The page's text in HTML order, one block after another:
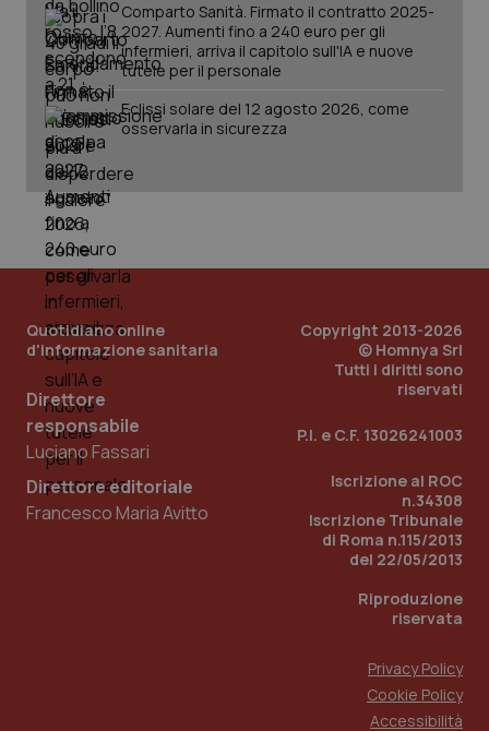
Comparto Sanità. Firmato il contratto 2025-
2027. Aumenti fino a 240 euro per gli
infermieri, arriva il capitolo sull'IA e nuove
tutele per il personale
Eclissi solare del 12 agosto 2026, come
osservarla in sicurezza
Quotidiano online
d'informazione sanitaria
Direttore
responsabile
Luciano Fassari
Direttore editoriale
Francesco Maria Avitto
Copyright 2013-2026
© Homnya Srl
Tutti i diritti sono
riservati
P.I. e C.F. 13026241003
Iscrizione al ROC
n.34308
Iscrizione Tribunale
di Roma n.115/2013
del 22/05/2013
Riproduzione
riservata
Privacy Policy
Cookie Policy
Accessibilità
PHPSESSID
PHP.net
_ga_KM60CM4NPH
mese
Scadenza
1 anno 1
Questo
Scadenza